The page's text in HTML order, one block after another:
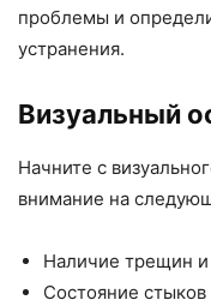
проблемы и
устранения.
Визуальный
Начните с
внимание на
Наличие трещин и
Состояние